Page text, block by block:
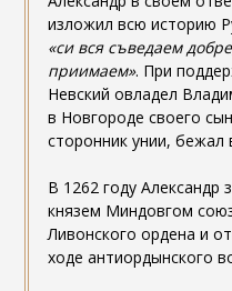
изложил всю историю
«си вся съведаем
приимаем». При
Невский овладел
в Новгороде своего
сторонник унии,
В 1262 году Александр
князем Миндовгом
Ливонского ордена и
ходе антиордынского